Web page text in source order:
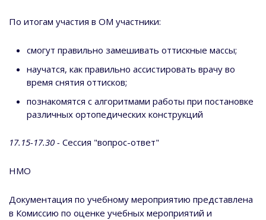
По итогам участия в ОМ участники:
смогут правильно замешивать оттискные массы;
научатся, как правильно ассистировать врачу во
время снятия оттисков;
познакомятся с алгоритмами работы при постановке
различных ортопедических конструкций
17.15-17.30 - Сессия "вопрос-ответ"
НМО
Документация по учебному мероприятию представлена
в Комиссию по оценке учебных мероприятий и